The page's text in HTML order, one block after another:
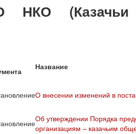
НКО (Казачьи
Название
О внесении изменений в
Об утверждении Порядка
организациям – казачьим